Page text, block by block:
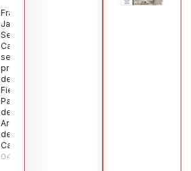
Francisco
Javier
Segura
Castellanos
será el
pregonero
de las
Fiestas
Patronales
de
Argamasilla
de
Calatrava
04/08/2026